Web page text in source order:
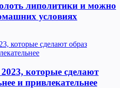
липолитики и можно
условиях
которые сделают
и привлекательнее